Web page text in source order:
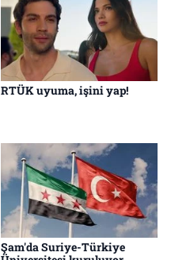
RTÜK uyuma, işini yap!
Şam'da Suriye-Türkiye